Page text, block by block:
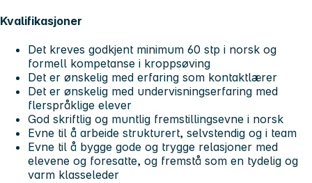
Kvalifikasjoner
Det kreves godkjent minimum 60 stp i norsk og
formell kompetanse i kroppsøving
Det er ønskelig med erfaring som kontaktlærer
Det er ønskelig med undervisningserfaring med
flerspråklige elever
God skriftlig og muntlig fremstillingsevne i norsk
Evne til å arbeide strukturert, selvstendig og i team
Evne til å bygge gode og trygge relasjoner med
elevene og foresatte, og fremstå som en tydelig og
varm klasseleder